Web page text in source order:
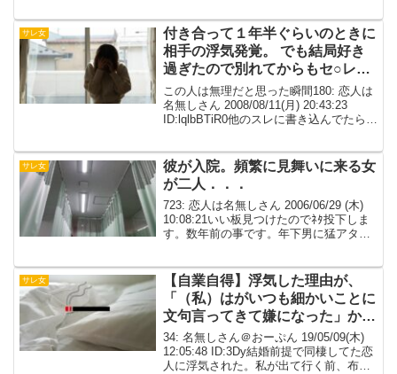
た...
サレ女
付き合って１年半ぐらいのときに
相手の浮気発覚。 でも結局好き
過ぎたので別れてからもセ○レに
なってしまった
この人は無理だと思った瞬間180: 恋人は
名無しさん 2008/08/11(月) 20:43:23
ID:lqlbBTiR0他のスレに書き込んでたら思
覚。 でも結局好き...
サレ女
彼が入院。頻繁に見舞いに来る女
が二人．．．
723: 恋人は名無しさん 2006/06/29 (木)
10:08:21いい板見つけたのでﾈﾀ投下しま
す。数年前の事です。年下男に猛アタッ
「お前は絶対幸せにならなきゃダ...
サレ女
【自業自得】浮気した理由が、
「（私）はがいつも細かいことに
文句言ってきて嫌になった」か
ら。
34: 名無しさん＠おーぷん 19/05/09(木)
12:05:48 ID:3Dy結婚前提で同棲してた恋
人に浮気された。私が出て行く前、布団